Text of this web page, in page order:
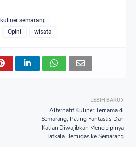
kuliner semarang
Opini wisata
LEBIH BARU
Alternatif Kuliner Ternama di
Semarang, Paling Fantastis Dan
Kalian Diwajibkan Mencicipinya
Tatkala Bertugas ke Semarang